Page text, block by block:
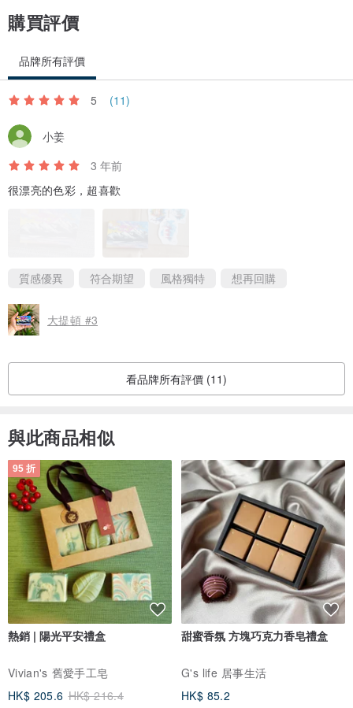
購買評價
品牌所有評價
5 (11)
小姜
3 年前
很漂亮的色彩，超喜歡
質感優異 符合期望 風格獨特 想再回購
大提頓 #3
看品牌所有評價 (11)
與此商品相似
95 折
熱銷 | 陽光平安禮盒
Vivian's 舊愛手工皂
HK$ 205.6 HK$ 216.4
甜蜜香氛 方塊巧克力香皂禮盒
G's life 居事生活
HK$ 85.2